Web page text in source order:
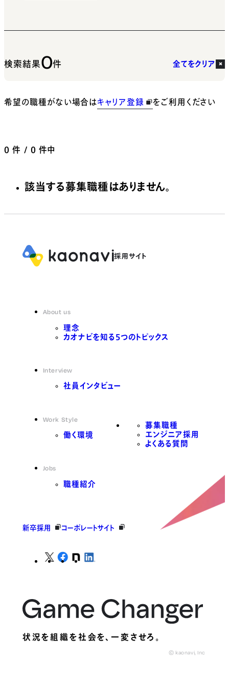
検索結果0件 全てをクリア
希望の職種がない場合はキャリア登録 をご利用ください
0 件 / 0 件中
該当する募集職種はありません。
About us
理念
カオナビを知る5つのトピックス
Interview
社員インタビュー
Work Style
働く環境
Jobs
職種紹介
募集職種
エンジニア採用
よくある質問
新卒採用 コーポレートサイト
状況を組織を社会を、一変させろ。
© kaonavi, Inc